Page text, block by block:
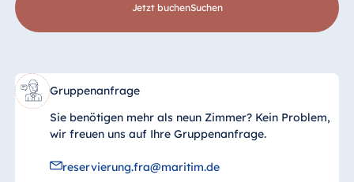
Jetzt buchen suchen
Gruppenanfrage
Sie benötigen mehr als neun Zimmer? Kein Problem,
wir freuen uns auf Ihre Gruppenanfrage.
reservierung.fra@maritim.de